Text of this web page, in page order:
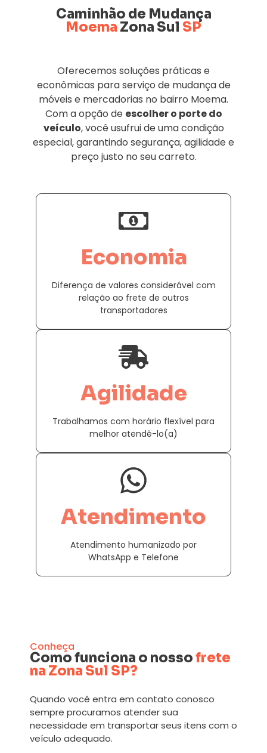
Caminhão de Mudança
Moema Zona Sul SP
Oferecemos soluções práticas e
econômicas para serviço de mudança de
móveis e mercadorias no bairro Moema.
Com a opção de escolher o porte do
veículo, você usufrui de uma condição
especial, garantindo segurança, agilidade e
preço justo no seu carreto.
Economia
Diferença de valores considerável com
relação ao frete de outros
transportadores
Agilidade
Trabalhamos com horário flexível para
melhor atendê-lo(a)
Atendimento
Atendimento humanizado por
WhatsApp e Telefone
Conheça
Como funciona o nossofrete
na Zona Sul SP?
Quando você entra em contato conosco
sempre procuramos atender sua
necessidade em transportar seus itens com o
veículo adequado.